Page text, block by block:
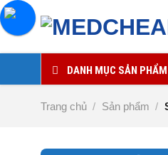
Chuyển
đến
DANH MỤC SẢN PHẨM
Trang chủ / Sản phẩm /